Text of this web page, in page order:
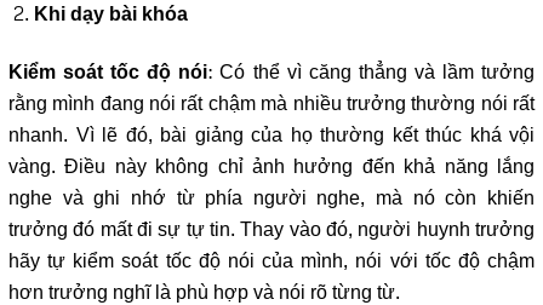
Khi dạy bài khóa
Kiểm soát tốc độ nói: Có thể vì căng thẳng và lầm tưởng
rằng mình đang nói rất chậm mà nhiều trưởng thường nói rất
nhanh. Vì lẽ đó, bài giảng của họ thường kết thúc khá vội
vàng. Điều này không chỉ ảnh hưởng đến khả năng lắng
nghe và ghi nhớ từ phía người nghe, mà nó còn khiến
trưởng đó mất đi sự tự tin. Thay vào đó, người huynh trưởng
hãy tự kiểm soát tốc độ nói của mình, nói với tốc độ chậm
hơn trưởng nghĩ là phù hợp và nói rõ từng từ.